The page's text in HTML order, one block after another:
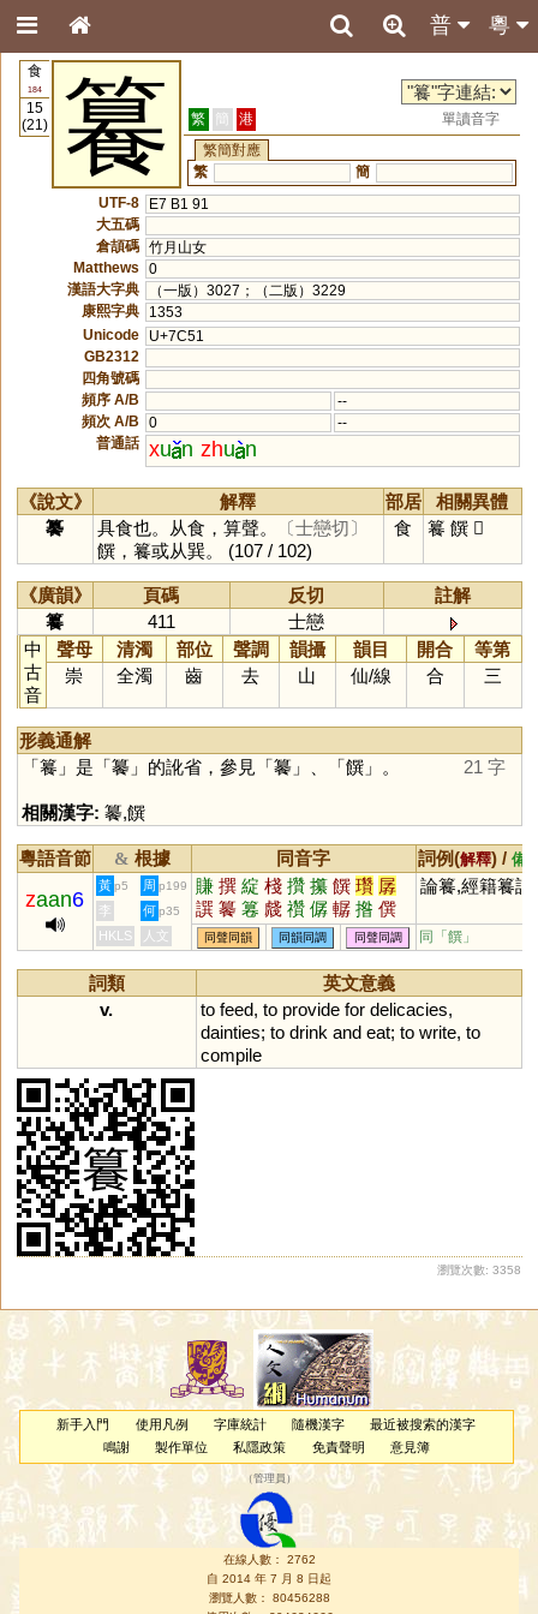
粵
普
食
184
15
(21)
籑 繁 簡 港
單讀音字
繁簡對應
繁
簡
UTF-8
E7 B1 91
大五碼
倉頡碼 竹月山女
Matthews
0
漢語大字典
（一版）3027；（二版）3229
康熙字典
1353
Unicode
U+7C51
GB2312
四角號碼
頻序 A/B
--
頻次 A/B
0
--
普通話 xu n zhu n
《說文》 解釋 部居
相關異體
䉵
具食也。从食，算聲。
〔士戀切〕
饌，籑或从巽。 (107 / 102)
食 籑 饌 𩜹
《廣韻》 頁碼 反切
註解
籑
411
士戀
中
古
音
聲母 清濁 部位 聲調 韻攝 韻目 開合
等第
崇
全濁 齒 去 山 仙/線 合 三
形義通解
「籑 」是「䉵」的訛省，參見「䉵」、「饌」。 21 字
相關漢字: 䉵,饌
粵語音節 & 根據 同音字 詞例(解釋) / 備
zaan6
黃 p5 周 p199 賺 撰 綻 棧 攢 攥 饌 瓚 孱
譔 䉵 篹 虥 禶 僝 轏 揝 僎
輚
論籑,經籍籑詁
李 何 p35
HKLS 人文 同聲同韻 同韻同調 同聲同調 同「饌 」
詞類
英文意義
v.
to feed, to provide for delicacies,
dainties; to drink and eat; to write, to
compile
瀏覽次數: 3358
新手入門 使用凡例 字庫統計 隨機漢字
最近被搜索的漢字
鳴謝
製作單位 私隱政策 免責聲明 意見簿
（管理員 ）
在線人數： 2762
自 2014 年 7 月 8 日起
瀏覽人數： 80456288